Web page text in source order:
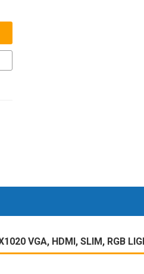
VGA, HDMI, SLIM, RGB